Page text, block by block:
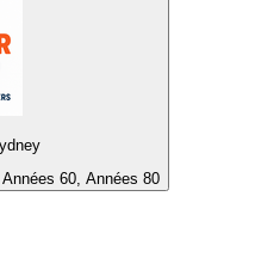
60, Années 80